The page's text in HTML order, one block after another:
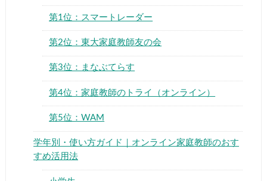
第1位：スマートレーダー
第2位：東大家庭教師友の会
第3位：まなぶてらす
第4位：家庭教師のトライ（オンライン）
第5位：WAM
学年別・使い方ガイド｜オンライン家庭教師のおす
すめ活用法